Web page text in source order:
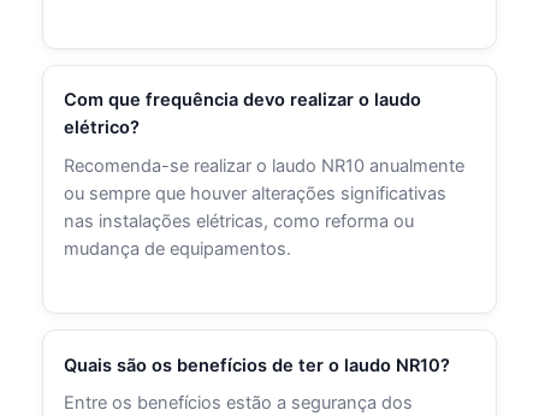
Com que frequência devo realizar o laudo
elétrico?
Recomenda-se realizar o laudo NR10 anualmente
ou sempre que houver alterações significativas
nas instalações elétricas, como reforma ou
mudança de equipamentos.
Quais são os benefícios de ter o laudo NR10?
Entre os benefícios estão a segurança dos